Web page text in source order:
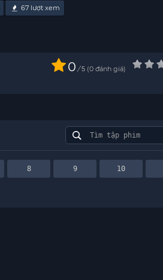
67lượt xem
0 / 5 0 đánh giá
8 9 10